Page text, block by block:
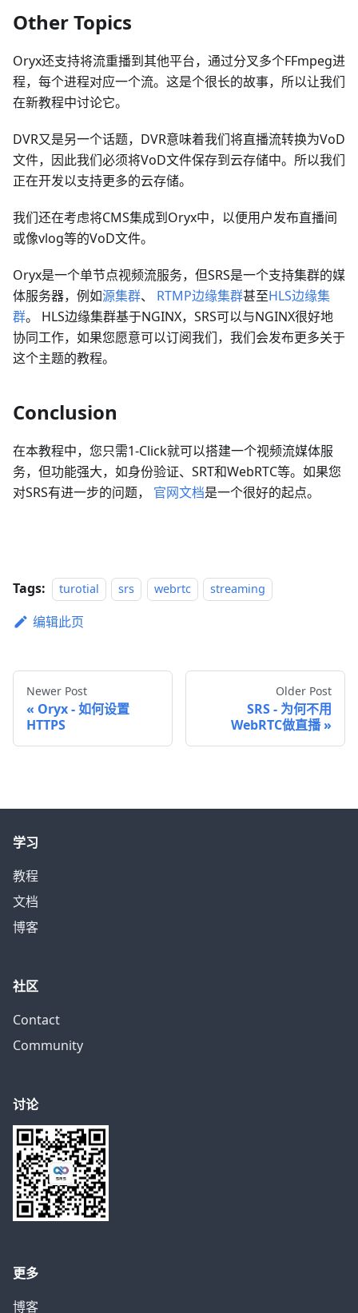
Other Topics
Oryx还支持将流重播到其他平台，通过分叉多个FFmpeg进
程，每个进程对应一个流。这是个很长的故事，所以让我们
在新教程中讨论它。
DVR又是另一个话题，DVR意味着我们将直播流转换为VoD
文件，因此我们必须将VoD文件保存到云存储中。所以我们
正在开发以支持更多的云存储。
我们还在考虑将CMS集成到Oryx中，以便用户发布直播间
或像vlog等的VoD文件。
Oryx是一个单节点视频流服务，但SRS是一个支持集群的媒
体服务器，例如源集群、 RTMP边缘集群甚至HLS边缘集
群。 HLS边缘集群基于NGINX，SRS可以与NGINX很好地
协同工作，如果您愿意可以订阅我们，我们会发布更多关于
这个主题的教程。
Conclusion
在本教程中，您只需1-Click就可以搭建一个视频流媒体服
务，但功能强大，如身份验证、SRT和WebRTC等。如果您
对SRS有进一步的问题， 官网文档是一个很好的起点。
Tags: turotial srs webrtc streaming
编辑此页
Newer Post
Oryx - 如何设置
HTTPS
Older Post
SRS - 为何不用
WebRTC做直播
学习
教程
文档
博客
社区
Contact
Community
讨论
更多
博客